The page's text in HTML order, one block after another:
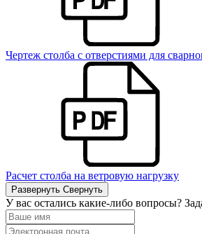
Чертеж столба с отверстиями для
Расчет столба на ветровую нагрузку
Развернуть Свернуть
У вас остались какие-либо вопросы?